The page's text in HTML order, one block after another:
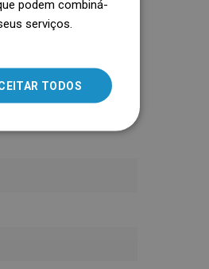
SLOVAK
ROMANIAN
FRENCH
podem combiná-
serviços.
TODOS